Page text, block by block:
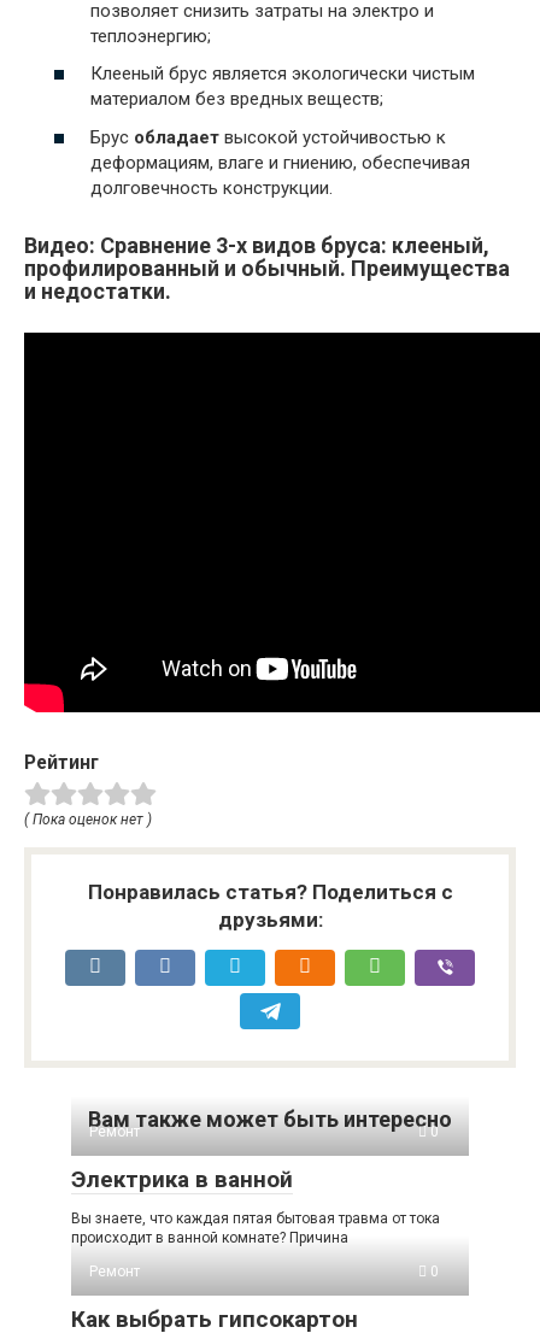
позволяет снизить затраты на электро и
теплоэнергию;
Клееный брус является экологически чистым
материалом без вредных веществ;
Брус обладает высокой устойчивостью к
деформациям, влаге и гниению, обеспечивая
долговечность конструкции.
Видео: Сравнение 3-х видов бруса: клееный,
профилированный и обычный. Преимущества
и недостатки.
Рейтинг
( Пока оценок нет )
Понравилась статья? Поделиться с
друзьями:
Вам также может быть интересно
Ремонт 0
Электрика в ванной
Вы знаете, что каждая пятая бытовая травма от тока
происходит в ванной комнате? Причина
Ремонт
0
Как выбрать гипсокартон